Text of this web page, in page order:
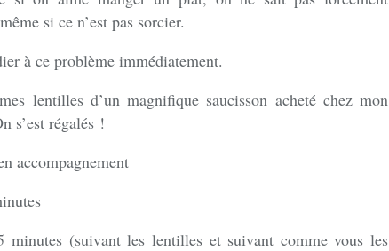
si ce n’est pas sorcier.
à ce problème immédiatement.
lentilles d’un magnifique saucisson acheté chez mon
s’est régalés !
accompagnement
minutes (suivant les lentilles et suivant comme vous les